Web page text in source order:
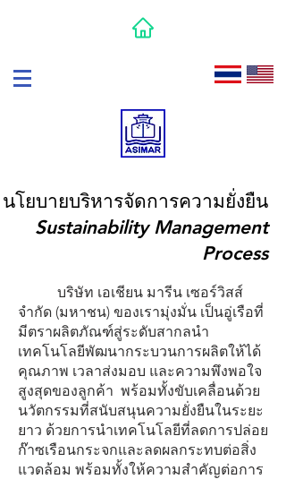
นโยบายบริหารจัดการความยั่งยืน
Sustainability Management
Process
บริษัท เอเชียน มารีน เซอร์วิสส์
จำกัด (มหาชน) ของเรามุ่งมั่น เป็นอู่เรือที่
มีตราผลิตภัณฑ์สู่ระดับสากลนำ
เทคโนโลยีพัฒนากระบวนการผลิตให้ได้
คุณภาพ เวลาส่งมอบ และความพึงพอใจ
สูงสุดของลูกค้า พร้อมทั้งขับเคลื่อนด้วย
นวัตกรรมที่สนับสนุนความยั่งยืนในระยะ
ยาว ด้วยการนำเทคโนโลยีที่ลดการปล่อย
ก๊าซเรือนกระจกและลดผลกระทบต่อสิ่ง
แวดล้อม พร้อมทั้งให้ความสำคัญต่อการ